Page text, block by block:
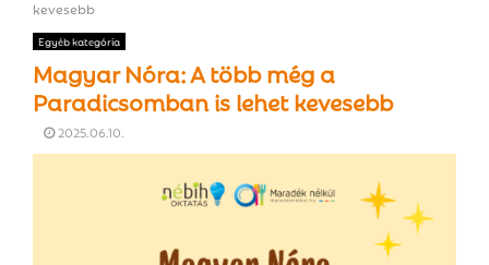
M
R
kevesebb
Egyéb kategória
Magyar Nóra: A több még a
Paradicsomban is lehet kevesebb
2025.06.10.